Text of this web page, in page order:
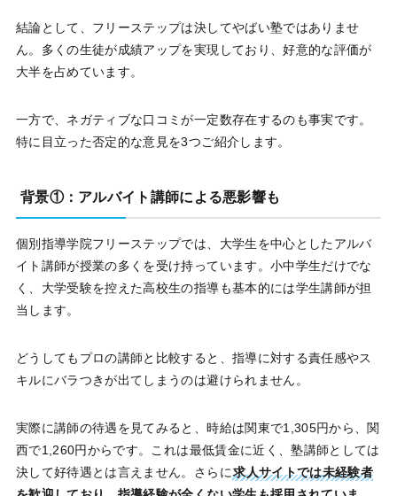
結論として、フリーステップは決してやばい塾ではありませ
ん。多くの生徒が成績アップを実現しており、好意的な評価が
大半を占めています。
一方で、ネガティブな口コミが一定数存在するのも事実です。
特に目立った否定的な意見を3つご紹介します。
背景①：アルバイト講師による悪影響も
個別指導学院フリーステップでは、大学生を中心としたアルバ
イト講師が授業の多くを受け持っています。小中学生だけでな
く、大学受験を控えた高校生の指導も基本的には学生講師が担
当します。
どうしてもプロの講師と比較すると、指導に対する責任感やス
キルにバラつきが出てしまうのは避けられません。
実際に講師の待遇を見てみると、時給は関東で1,305円から、関
西で1,260円からです。これは最低賃金に近く、塾講師としては
決して好待遇とは言えません。さらに 求人サイトでは未経験者